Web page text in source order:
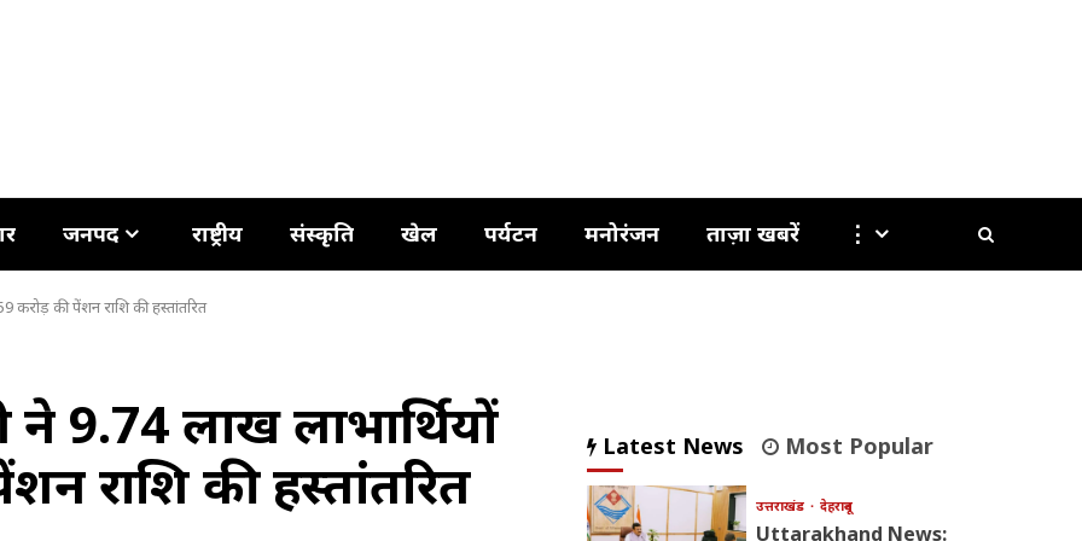
जनपद राष्ट्रीय संस्कृति खेल पर्यटन मनोरंजन ताज़ा खबरें ⋮
करोड़ की पेंशन राशि की हस्तांतरित
ने 9.74 लाख लाभार्थियों
राशि की हस्तांतरित
Latest News Most Popular
उत्तराखंड देहरादून
Uttarakhand News: